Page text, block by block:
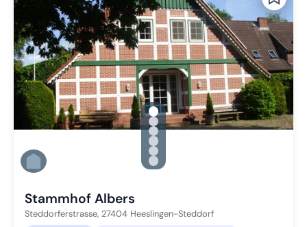
gallery.slide_selector
Zu Slide 1 wechseln
Zu Slide 2 wechseln
Zu Slide 3 wechseln
Zu Slide 4 wechseln
Zu Slide 5 wechseln
Zu Slide 6 wechseln
Stammhof Albers
Steddorferstrasse, 27404 Heeslingen-Steddorf